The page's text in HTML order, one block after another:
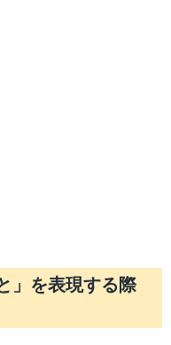
」を表現する際